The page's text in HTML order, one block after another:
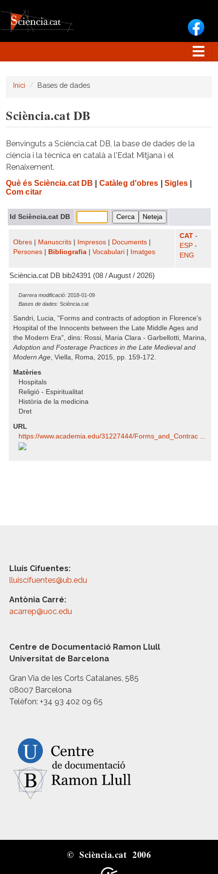
Inici Bases de dades
Sciència.cat DB
Benvinguts a Sciència.cat DB, la base de dades de la
ciència i la tècnica en català a l'Edat Mitjana i el
Renaixement.
Què és Sciència.cat DB Catàleg d'obres Sigles|
Com citar
Id Sciència.cat DB
Obres Manuscrits Impresos Documents
Persones
Bibliografia Vocabulari Imatges
CAT -
ESP -
ENG
Sciència.cat DB bib24391 (08 / August / 2026)
Darrera modificació: 2018-01-09
Bases de dades: Sciència.cat
Sandri, Lucia, "Forms and contracts of adoption in Florence's
Hospital of the Innocents between the Late Middle Ages and
the Modern Era", dins: Rossi, Maria Clara - Garbellotti, Marina,
Adoption and Fosterage Practices in the Late Medieval and
Modern Age, Viella, Roma, 2015, pp. 159-172.
Matèries
Hospitals
Religió - Espiritualitat
Història de la medicina
Dret
URL
https:/​/​www.academia.edu/​31227444/​Forms_and_Contrac ...
Lluís Cifuentes:
lluiscifuentes@ub.edu
Antònia Carré:
acarrep@uoc.edu
Centre de Documentació Ramon Llull
Universitat de Barcelona
Gran Via de les Corts Catalanes, 585
08007 Barcelona
Telèfon: +34 93 402 09 65
© Sciència.cat 2006